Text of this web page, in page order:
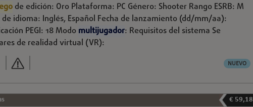
de edición: Oro Plataforma: PC Género: Shooter Rango ESRB: M
idioma: Inglés, Español Fecha de lanzamiento (dd/mm/aa):
PEGI: 18 Modo multijugador: Requisitos del sistema Se
de realidad virtual (VR):
NUEVO
€ 59,18